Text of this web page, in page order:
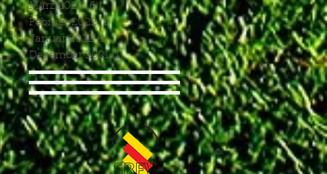
März 2022 (6)6 Beiträge
Februar 2022 (1)1 Beitrag
Januar 2022 (1)1 Beitrag
Dezember 2021 (1)1 Beitrag